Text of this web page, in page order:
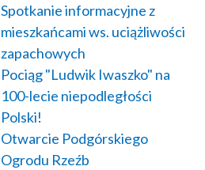
Spotkanie informacyjne z
mieszkańcami ws. uciążliwości
zapachowych
Pociąg "Ludwik Iwaszko" na
100-lecie niepodległości
Polski!
Otwarcie Podgórskiego
Ogrodu Rzeźb